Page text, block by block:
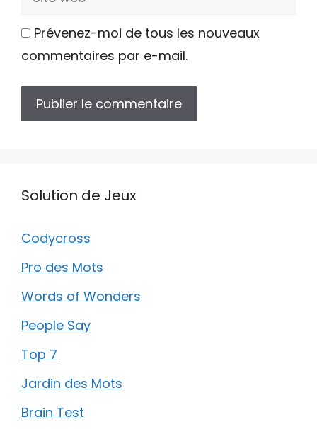
Prévenez-moi de tous les nouveaux
commentaires par e-mail.
Solution de Jeux
Codycross
Pro des Mots
Words of Wonders
People Say
Top 7
Jardin des Mots
Brain Test